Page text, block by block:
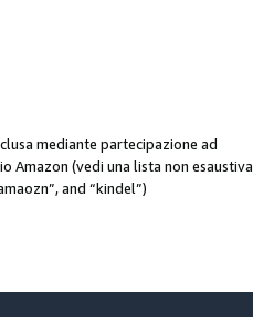
mediante partecipazione ad
Amazon (vedi una lista non esaustiva
and “kindel”)